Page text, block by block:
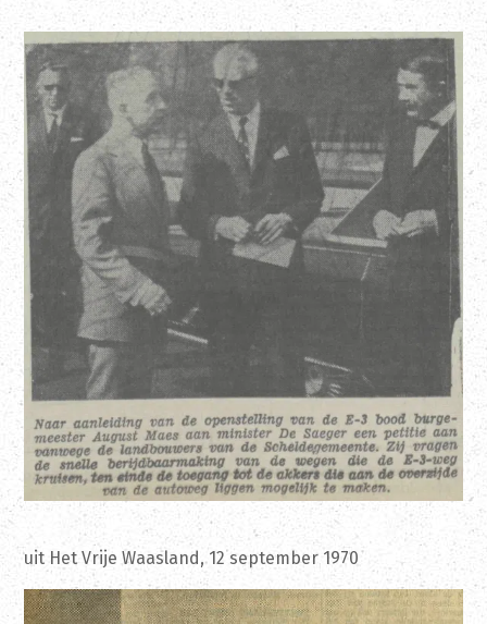
uit Het Vrije Waasland, 12 september 1970